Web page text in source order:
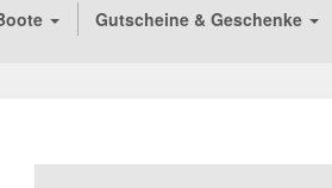
Gutscheine & Geschenke